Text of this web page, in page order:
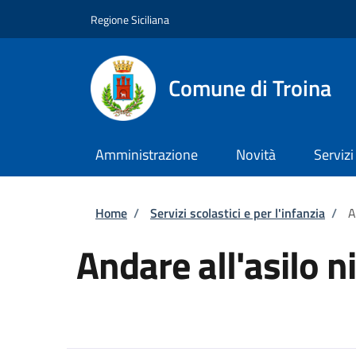
Regione Siciliana
Comune di Troina
Amministrazione Novità Servizi
Briciole di pane
Home / Servizi scolastici e per l'infanzia /
Andare all'asilo